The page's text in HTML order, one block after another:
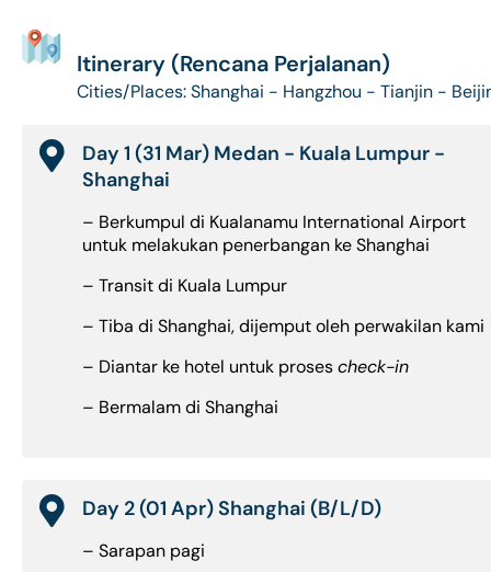
Itinerary (Rencana Perjalanan)
Cities/Places: Shanghai - Hangzhou - Tianjin -
Day 1 (31 Mar) Medan - Kuala Lumpur -
Shanghai
– Berkumpul di Kualanamu International Airport
untuk melakukan penerbangan ke Shanghai
– Transit di Kuala Lumpur
– Tiba di Shanghai, dijemput oleh perwakilan kami
– Diantar ke hotel untuk prosescheck-in
– Bermalam di Shanghai
Day 2 (01 Apr) Shanghai (B/L/D)
– Sarapan pagi